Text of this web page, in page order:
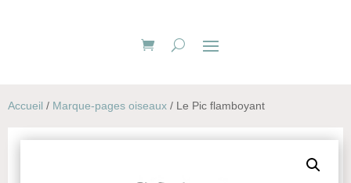
Accueil / Marque-pages oiseaux/ Le Pic flamboyant